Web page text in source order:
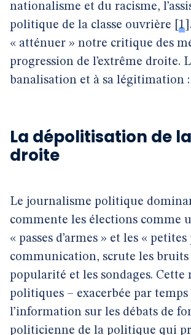
nationalisme et du racisme,
politique de la classe ouvrière
1
« atténuer » notre critique des
progression de l’extrême droite.
banalisation et à sa légitimation
La dépolitisation de
droite
Le journalisme politique
commente les élections comme
« passes d’armes » et les «
communication, scrute les bruits
popularité et les sondages.
politiques – exacerbée par
l’information sur les débats de
politicienne de la politique qui